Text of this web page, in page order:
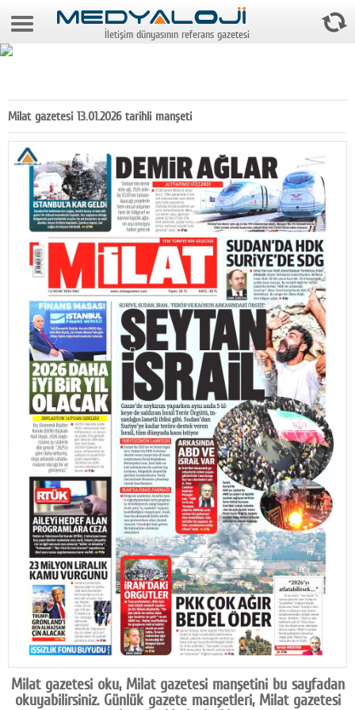
6 Ağustos 2026 20:43:20
Gazeteler
Medya
Reyting-tiraj
Teknoloji
Televizyon
Dünya
Pr
Facebook
Diziler
Karikatür
Youtube
Polemik
Reklam
Yazarlar
Künye
SOSYAL MEDYA
Twitter
İletişim dünyasının referans gazetesi
Milat gazetesi 13.01.2026 tarihli manşeti
Milat gazetesi oku, Milat gazetesi manşetini bu sayfadan
okuyabilirsiniz. Günlük gazete manşetleri, Milat gazetesi